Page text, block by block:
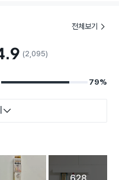
전체보기
(2,095)
79%